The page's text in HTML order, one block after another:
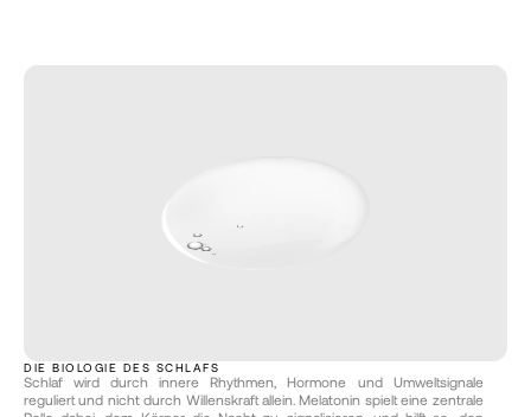
DIE BIOLOGIE DES SCHLAFS
Schlaf wird durch innere Rhythmen, Hormone und Umweltsignale
reguliert und nicht durch Willenskraft allein. Melatonin spielt eine zentrale